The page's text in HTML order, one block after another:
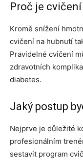
Proč je
Kromě snížení
cvičení na hubnutí
Pravidelné cvičení
zdravotních
diabetes.
Jaký postup
Nejprve je důležité
profesionálním
sestavit program